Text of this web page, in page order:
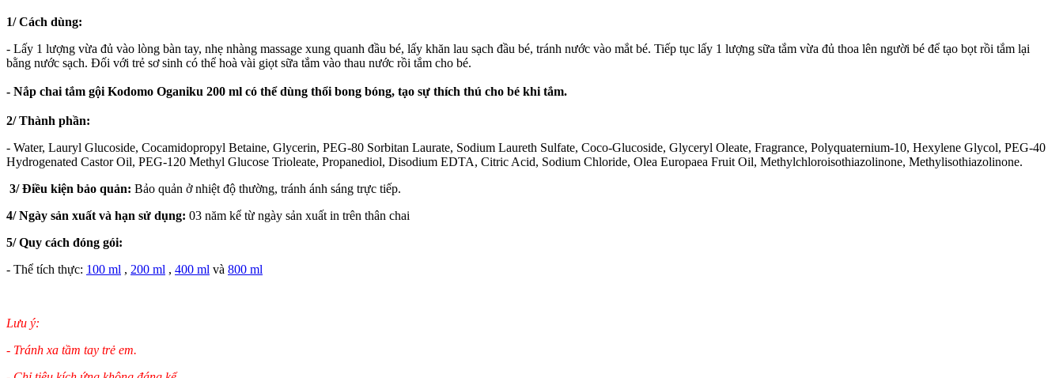
1/ Cách dùng:
- Lấy 1 lượng vừa đủ vào lòng bàn tay, nhẹ nhàng massage xung quanh đầu bé, lấy khăn lau sạch đầu bé, tránh nước vào mắt bé. Tiếp tục lấy 1 lượng sữa tắm vừa đủ thoa lên người bé để tạo bọt rồi tắm lại
bằng nước sạch. Đối với trẻ sơ sinh có thể hoà vài giọt sữa tắm vào thau nước rồi tắm cho bé.
- Nắp chai tắm gội Kodomo Oganiku 200 ml có thể dùng thổi bong bóng, tạo sự thích thú cho bé khi tắm.
2/ Thành phần:
- Water, Lauryl Glucoside, Cocamidopropyl Betaine, Glycerin, PEG-80 Sorbitan Laurate, Sodium Laureth Sulfate, Coco-Glucoside, Glyceryl Oleate, Fragrance, Polyquaternium-10, Hexylene Glycol, PEG-40
Hydrogenated Castor Oil, PEG-120 Methyl Glucose Trioleate, Propanediol, Disodium EDTA, Citric Acid, Sodium Chloride, Olea Europaea Fruit Oil, Methylchloroisothiazolinone, Methylisothiazolinone.
3/ Điều kiện bảo quản: Bảo quản ở nhiệt độ thường, tránh ánh sáng trực tiếp.
4/ Ngày sản xuất và hạn sử dụng: 03 năm kể từ ngày sản xuất in trên thân chai
5/ Quy cách đóng gói:
- Thể tích thực: 100 ml , 200 ml , 400 ml và 800 ml
Lưu ý:
- Tránh xa tầm tay trẻ em.